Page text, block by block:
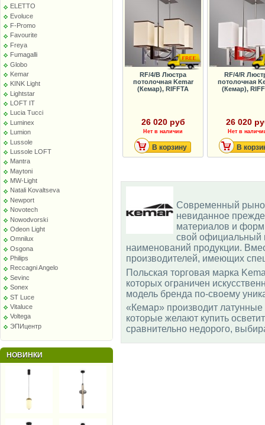
ELETTO
Evoluce
F-Promo
Favourite
Freya
Fumagalli
Globo
Kemar
KINK Light
Lightstar
LOFT IT
Lucia Tucci
Luminex
Lumion
Lussole
Lussole LOFT
Mantra
Maytoni
MW-Light
Natali Kovaltseva
Newport
Novotech
Nowodvorski
Odeon Light
Omnilux
Osgona
Philips
Reccagni Angelo
Sevinc
Sonex
ST Luce
Vitaluce
Voltega
ЭПИцентр
НОВИНКИ
RF/4/B Люстра
потолочная Kemar
(Кемар), RIFFTA
26 020 руб
Нет в наличии
В корзину
RF/4/R
потолочная
(Кемар),
26 020
Нет в
В
Современный
невиданное
материалов и
свой официальный
наименований продукции.
производителей, имеющих
Польская торговая марка
которых ограничен
модель бренда по-своему
«Кемар» производит латунные
которые желают купить
сравнительно недорого,